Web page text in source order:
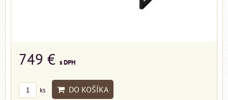
749 € s DPH
ks DO KOŠÍKA